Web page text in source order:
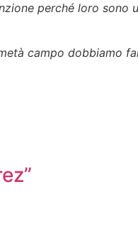
perché loro sono
campo dobbiamo